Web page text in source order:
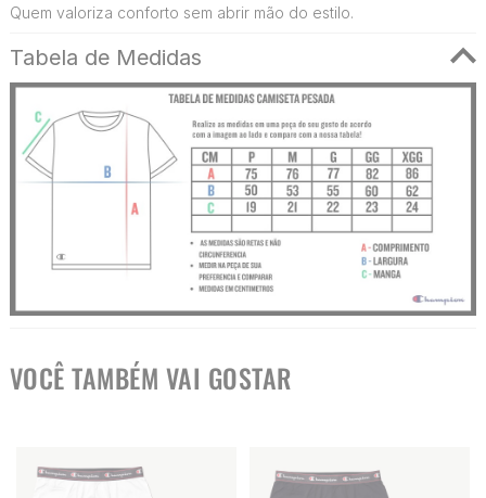
Quem valoriza conforto sem abrir mão do estilo.
Tabela de Medidas
VOCÊ TAMBÉM VAI GOSTAR